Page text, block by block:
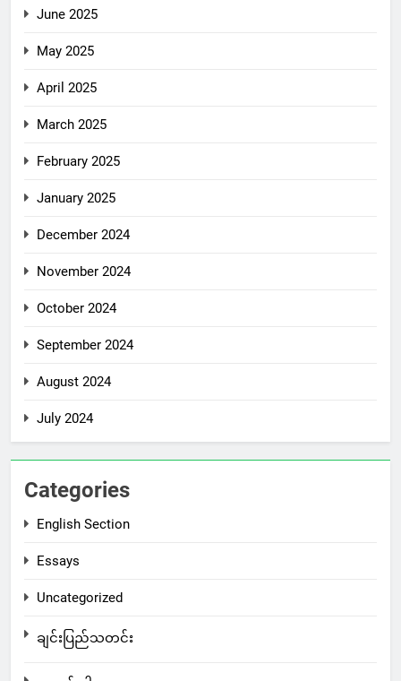
June 2025
May 2025
April 2025
March 2025
February 2025
January 2025
December 2024
November 2024
October 2024
September 2024
August 2024
July 2024
Categories
English Section
Essays
Uncategorized
ချင်းပြည်သတင်း